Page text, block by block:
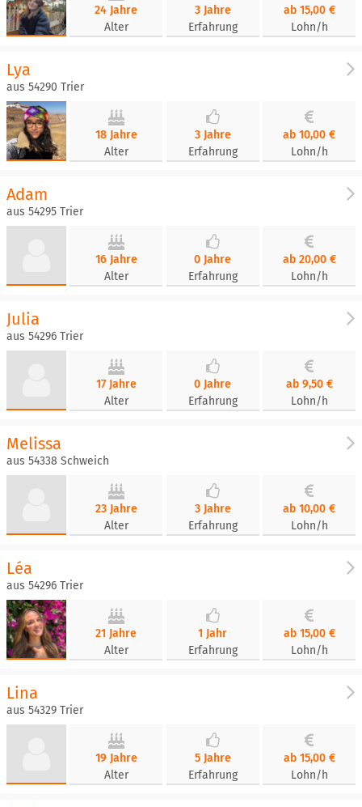
24 Jahre
Alter
3 Jahre
Erfahrung
ab 15,00 €
Lohn/h
Lya
aus 54290 Trier
18 Jahre
Alter
3 Jahre
Erfahrung
ab 10,00 €
Lohn/h
Adam
aus 54295 Trier
16 Jahre
Alter
0 Jahre
Erfahrung
ab 20,00 €
Lohn/h
Julia
aus 54296 Trier
17 Jahre
Alter
0 Jahre
Erfahrung
ab 9,50 €
Lohn/h
Melissa
aus 54338 Schweich
23 Jahre
Alter
3 Jahre
Erfahrung
ab 10,00 €
Lohn/h
Léa
aus 54296 Trier
21 Jahre
Alter
1 Jahr
Erfahrung
ab 15,00 €
Lohn/h
Lina
aus 54329 Trier
19 Jahre
Alter
5 Jahre
Erfahrung
ab 15,00 €
Lohn/h